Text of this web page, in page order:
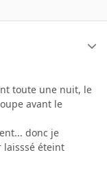
toute une nuit, le
avant le
donc je
laisssé éteint